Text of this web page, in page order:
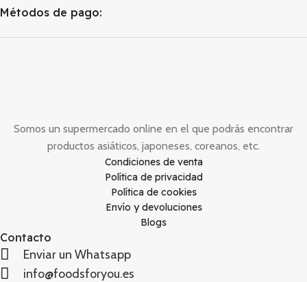
Métodos de pago:
Somos un supermercado online en el que podrás encontrar
productos asiáticos, japoneses, coreanos, etc.
Condiciones de venta
Política de privacidad
Política de cookies
Envío y devoluciones
Blogs
Contacto
Enviar un Whatsapp
info@foodsforyou.es